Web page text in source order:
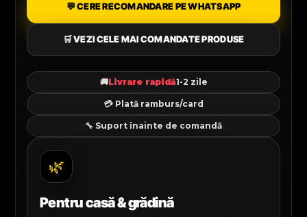
💬 CERE RECOMANDARE PE WHATSAPP
🛒 VEZI CELE MAI COMANDATE PRODUSE
🚚Livrare rapidă1-2 zile
💳 Plată ramburs/card
🔧 Suport înainte de comandă
🌿
Pentru casă & grădină